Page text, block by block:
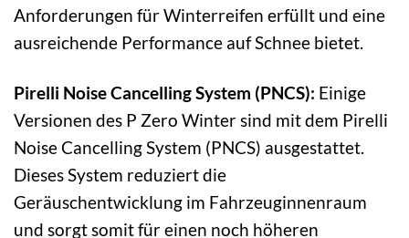
Anforderungen für Winterreifen erfüllt und eine
ausreichende Performance auf Schnee bietet.
Pirelli Noise Cancelling System (PNCS): Einige
Versionen des P Zero Winter sind mit dem Pirelli
Noise Cancelling System (PNCS) ausgestattet.
Dieses System reduziert die
Geräuschentwicklung im Fahrzeuginnenraum
und sorgt somit für einen noch höheren